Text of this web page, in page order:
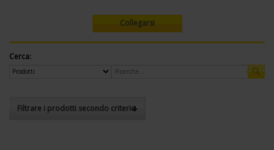
Collegarsi
Cerca:
Filtrare i prodotti secondo criterio